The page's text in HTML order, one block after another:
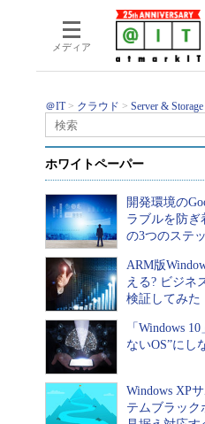
メディア
＠IT クラウド Server & Storage
厳選！ 人に教
弾］
その知識、ホントに正しい
2016年06月06日 05時00分 公開
印刷
ホワイトペーパー
開発環境の
ラブルを防ぎ
の3つのステ
ARM版
える? ビジネ
検証してみた
「Windows
ないOS”にし
Windows XP
テムブラック